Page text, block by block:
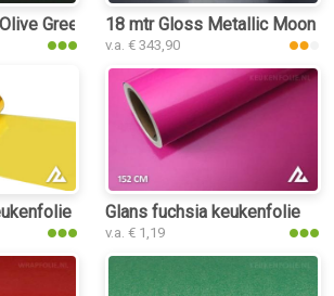
Green keukenfolie
18 mtr Gloss Metallic
v.a. € 343,90
Glans fuchsia keukenfolie
v.a. € 1,19